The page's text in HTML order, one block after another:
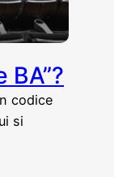
BA”?
codice
si